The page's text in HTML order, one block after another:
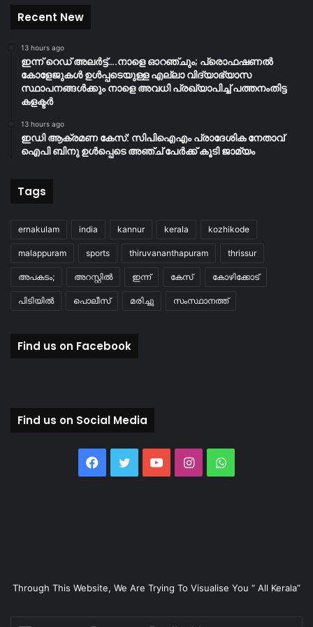
Recent New
13 hours ago
ഇന്ന് റെഡ് അലർട്ട്….നാളെ ഓറഞ്ചും; പ്രൊഫഷണൽ
കോളേജുകൾ ഉൾപ്പടെയുള്ള എല്ലാ വിദ്യാഭ്യാസ
സ്ഥാപനങ്ങൾക്കും നാളെ അവധി പ്രഖ്യാപിച്ച് പത്തനംതിട്ട
കളക്ടർ
13 hours ago
ഇഡി ആക്രമണ കേസ്: സിപിഐഎം പ്രാദേശിക നേതാവ്
ഐപി ബിനു ഉൾപ്പെടെ അഞ്ച് പേർക്ക് കൂടി ജാമ്യം
Tags
ernakulam india kannur kerala kozhikode
malappuram sports thiruvananthapuram thrissur
അപകടം; അറസ്റ്റിൽ ഇന്ന് കേസ് കോഴിക്കോട്
പിടിയിൽ പൊലീസ് മരിച്ചു സംസ്ഥാനത്ത്
Find us on Facebook
Find us on Social Media
Facebook
TwitterYouTubeInstagramWhatsApp
Through This Website, We Are Trying To Visualise You “ All Kerala”